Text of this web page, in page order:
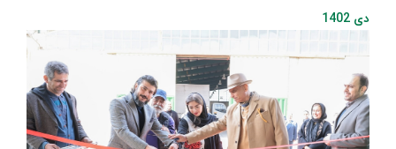
دی 1402